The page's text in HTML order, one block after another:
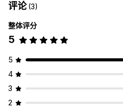
评论(3)
整体评分
5
5
4
3
2